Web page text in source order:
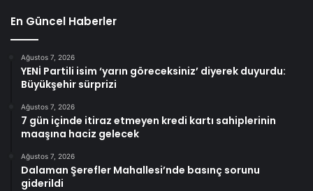
En Güncel Haberler
Ağustos 7, 2026
YENİ Partili isim ‘yarın göreceksiniz’ diyerek duyurdu:
Büyükşehir sürprizi
Ağustos 7, 2026
7 gün içinde itiraz etmeyen kredi kartı sahiplerinin
maaşına haciz gelecek
Ağustos 7, 2026
Dalaman Şerefler Mahallesi’nde basınç sorunu
giderildi